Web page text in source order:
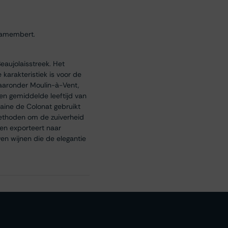
Het
is voor de
Moulin-à-Vent,
gemiddelde leeftijd van
de Colonat gebruikt
om de zuiverheid
exporteert naar
wijnen die de elegantie